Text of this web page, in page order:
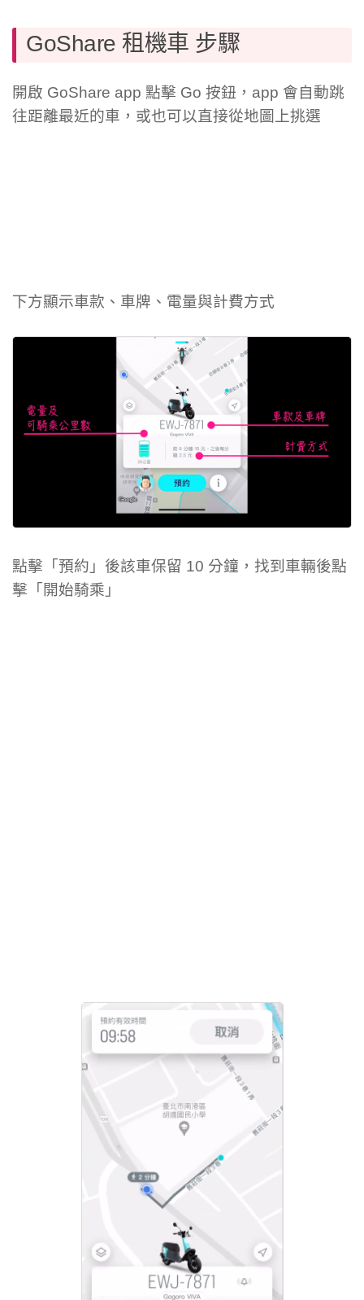
GoShare 租機車 步驟
開啟 GoShare app 點擊 Go 按鈕，app 會自動跳
往距離最近的車，或也可以直接從地圖上挑選
下方顯示車款、車牌、電量與計費方式
點擊「預約」後該車保留 10 分鐘，找到車輛後點
擊「開始騎乘」